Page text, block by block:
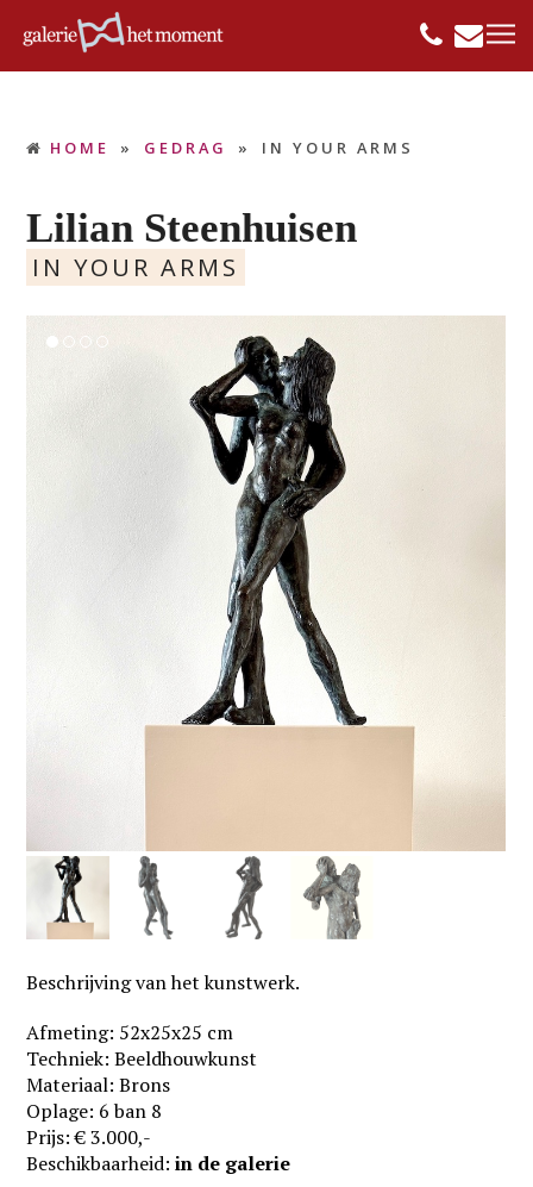
HOME » GEDRAG » IN YOUR ARMS
Lilian Steenhuisen
IN YOUR ARMS
Beschrijving van het kunstwerk.
Afmeting: 52x25x25 cm
Techniek: Beeldhouwkunst
Materiaal: Brons
Oplage: 6 ban 8
Prijs: € 3.000,-
Beschikbaarheid:in de galerie